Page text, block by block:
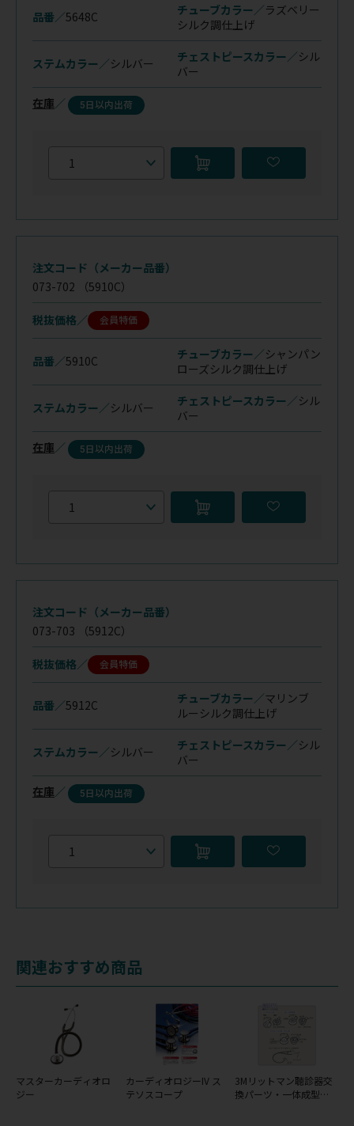
品番／5648C チューブカラー／ラズベリー
シルク調仕上げ
ステムカラー／シルバー チェストピースカラー／シル
バー
在庫／ 5日以内出荷
注文コード（メーカー品番）
073-702 （5910C）
税抜価格 会員特価
品番／5910C チューブカラー／シャンパン
ローズシルク調仕上げ
ステムカラー／シルバー チェストピースカラー／シル
バー
在庫／ 5日以内出荷
注文コード（メーカー品番）
073-703 （5912C）
税抜価格 会員特価
品番／5912C チューブカラー／マリンブ
ルー シルク調仕上げ
ステムカラー／シルバー チェストピースカラー／シル
バー
在庫／ 5日以内出荷
関連おすすめ商品
マスターカーディオロ
ジー
カーディオロジーIV ス
テソスコープ
3Mリットマン聴診器交
換パーツ・一体成型ダ